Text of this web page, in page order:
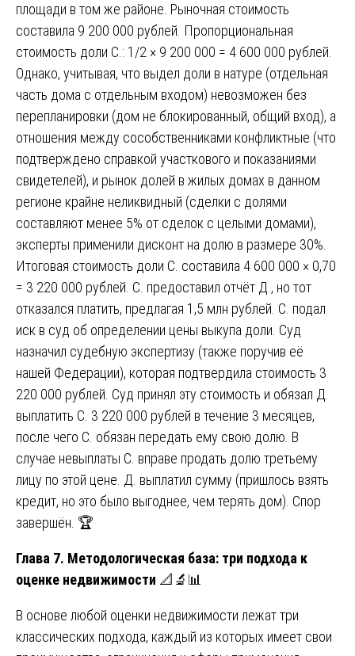
площади в том же районе. Рыночная стоимость
составила 9 200 000 рублей. Пропорциональная
стоимость доли С.: 1/2 × 9 200 000 = 4 600 000 рублей.
Однако, учитывая, что выдел доли в натуре (отдельная
часть дома с отдельным входом) невозможен без
перепланировки (дом не блокированный, общий вход), а
отношения между сособственниками конфликтные (что
подтверждено справкой участкового и показаниями
свидетелей), и рынок долей в жилых домах в данном
регионе крайне неликвидный (сделки с долями
составляют менее 5% от сделок с целыми домами),
эксперты применили дисконт на долю в размере 30%.
Итоговая стоимость доли С. составила 4 600 000 × 0,70
= 3 220 000 рублей. С. предоставил отчёт Д., но тот
отказался платить, предлагая 1,5 млн рублей. С. подал
иск в суд об определении цены выкупа доли. Суд
назначил судебную экспертизу (также поручив её
нашей Федерации), которая подтвердила стоимость 3
220 000 рублей. Суд принял эту стоимость и обязал Д.
выплатить С. 3 220 000 рублей в течение 3 месяцев,
после чего С. обязан передать ему свою долю. В
случае невыплаты С. вправе продать долю третьему
лицу по этой цене. Д. выплатил сумму (пришлось взять
кредит, но это было выгоднее, чем терять дом). Спор
завершён. 🏆
Глава 7. Методологическая база: три подхода к
оценке недвижимости 📐🔬📊
В основе любой оценки недвижимости лежат три
классических подхода, каждый из которых имеет свои